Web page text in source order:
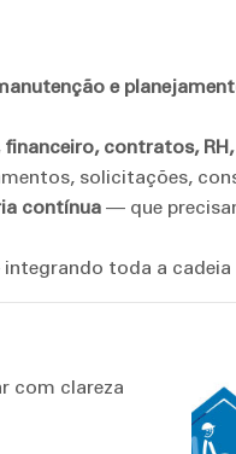
e
contratos,
solicitações,
contínua — que
toda a cadeia
com clareza